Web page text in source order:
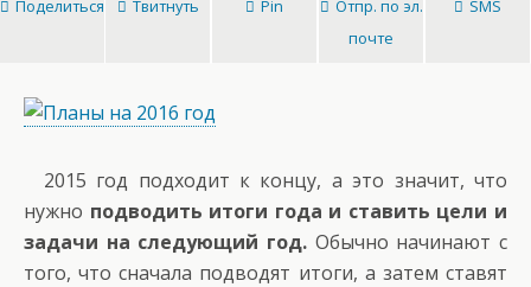
Поделиться Твитнуть Pin
Отпр. по эл.
почте
SMS
2015 год подходит к концу, а это значит, что
нужно подводить итоги года и ставить цели и
задачи на следующий год. Обычно начинают с
того, что сначала подводят итоги, а затем ставят